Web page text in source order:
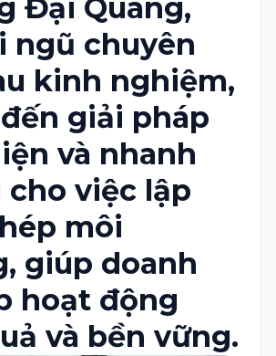
Đại Quang,
ngũ chuyên
kinh nghiệm,
giải pháp
và nhanh
cho việc lập
môi
, giúp doanh
hoạt động
và bền vững.